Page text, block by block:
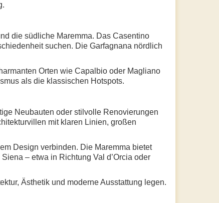
die südliche Maremma. Das Casentino
suchen. Die Garfagnana nördlich
Orten wie Capalbio oder Magliano
als die klassischen Hotspots.
Neubauten oder stilvolle Renovierungen
mit klaren Linien, großen
Design verbinden. Die Maremma bietet
– etwa in Richtung Val d’Orcia oder
Ästhetik und moderne Ausstattung legen.